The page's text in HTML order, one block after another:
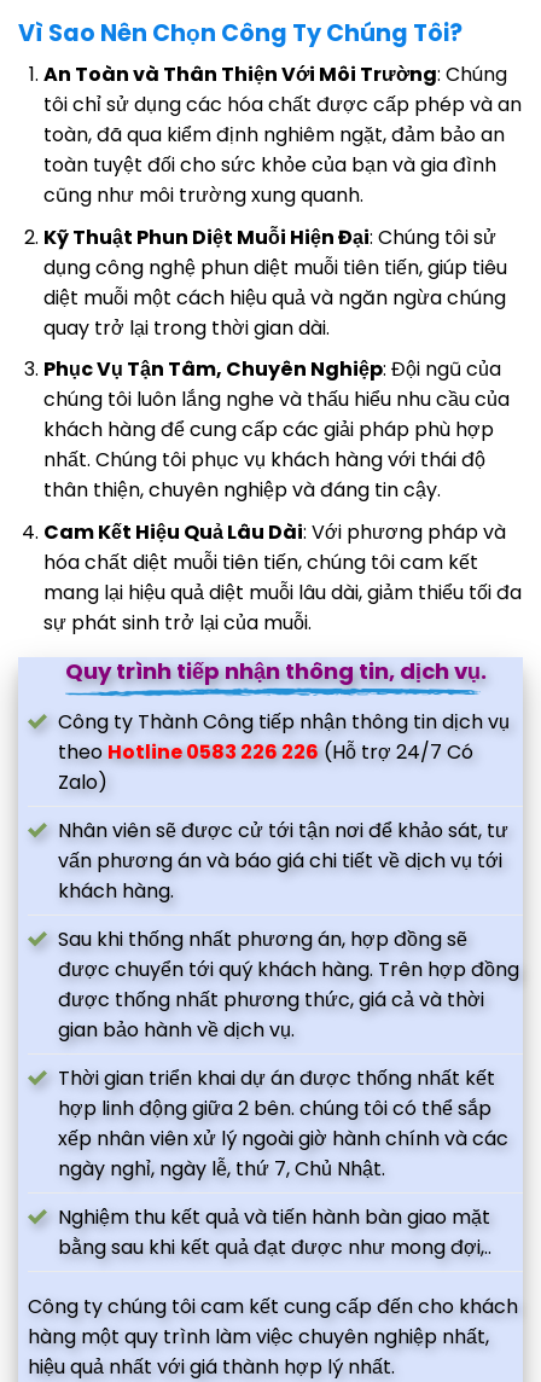
Vì Sao Nên Chọn Công Ty Chúng Tôi?
An Toàn và Thân Thiện Với Môi Trường: Chúng
tôi chỉ sử dụng các hóa chất được cấp phép và an
toàn, đã qua kiểm định nghiêm ngặt, đảm bảo an
toàn tuyệt đối cho sức khỏe của bạn và gia đình
cũng như môi trường xung quanh.
Kỹ Thuật Phun Diệt Muỗi Hiện Đại: Chúng tôi sử
dụng công nghệ phun diệt muỗi tiên tiến, giúp tiêu
diệt muỗi một cách hiệu quả và ngăn ngừa chúng
quay trở lại trong thời gian dài.
Phục Vụ Tận Tâm, Chuyên Nghiệp: Đội ngũ của
chúng tôi luôn lắng nghe và thấu hiểu nhu cầu của
khách hàng để cung cấp các giải pháp phù hợp
nhất. Chúng tôi phục vụ khách hàng với thái độ
thân thiện, chuyên nghiệp và đáng tin cậy.
Cam Kết Hiệu Quả Lâu Dài: Với phương pháp và
hóa chất diệt muỗi tiên tiến, chúng tôi cam kết
mang lại hiệu quả diệt muỗi lâu dài, giảm thiểu tối đa
sự phát sinh trở lại của muỗi.
Quy trình tiếp nhận thông tin, dịch vụ.
Công ty Thành Công tiếp nhận thông tin dịch vụ
theo Hotline 0583 226 226(Hỗ trợ 24/7 Có
Zalo)
Nhân viên sẽ được cử tới tận nơi để khảo sát, tư
vấn phương án và báo giá chi tiết về dịch vụ tới
khách hàng.
Sau khi thống nhất phương án, hợp đồng sẽ
được chuyển tới quý khách hàng. Trên hợp đồng
được thống nhất phương thức, giá cả và thời
gian bảo hành về dịch vụ.
Thời gian triển khai dự án được thống nhất kết
hợp linh động giữa 2 bên. chúng tôi có thể sắp
xếp nhân viên xử lý ngoài giờ hành chính và các
ngày nghỉ, ngày lễ, thứ 7, Chủ Nhật.
Nghiệm thu kết quả và tiến hành bàn giao mặt
bằng sau khi kết quả đạt được như mong đợi,..
Công ty chúng tôi cam kết cung cấp đến cho khách
hàng một quy trình làm việc chuyên nghiệp nhất,
hiệu quả nhất với giá thành hợp lý nhất.